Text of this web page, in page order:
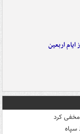
اربعین
کرد
سپاه